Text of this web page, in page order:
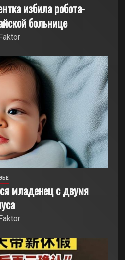
избила робота-
больнице
младенец с двумя